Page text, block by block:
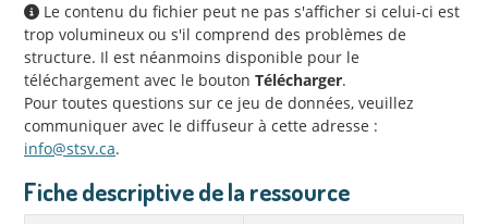
Le contenu du fichier peut ne pas s'afficher si celui-ci est
trop volumineux ou s'il comprend des problèmes de
structure. Il est néanmoins disponible pour le
téléchargement avec le bouton Télécharger.
Pour toutes questions sur ce jeu de données, veuillez
communiquer avec le diffuseur à cette adresse :
info@stsv.ca.
Fiche descriptive de la ressource